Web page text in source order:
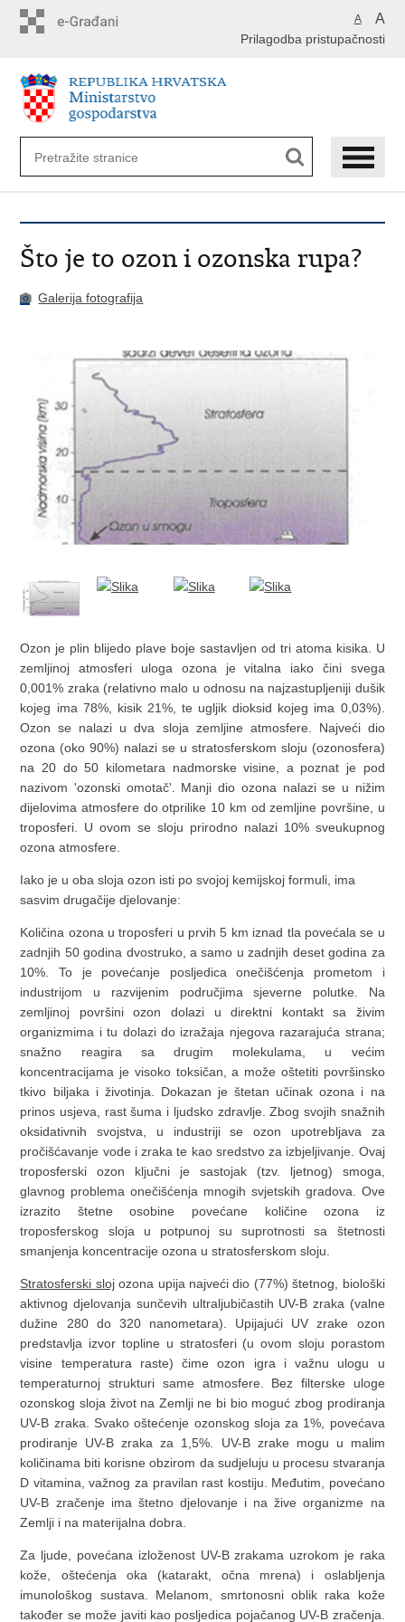
A A
Prilagodba pristupačnosti
Što je to ozon i ozonska rupa?
Galerija fotografija
Ozon je plin blijedo plave boje sastavljen od tri atoma kisika. U
zemljinoj atmosferi uloga ozona je vitalna iako čini svega
0,001% zraka (relativno malo u odnosu na najzastupljeniji dušik
kojeg ima 78%, kisik 21%, te ugljik dioksid kojeg ima 0,03%).
Ozon se nalazi u dva sloja zemljine atmosfere. Najveći dio
ozona (oko 90%) nalazi se u stratosferskom sloju (ozonosfera)
na 20 do 50 kilometara nadmorske visine, a poznat je pod
nazivom 'ozonski omotač'. Manji dio ozona nalazi se u nižim
dijelovima atmosfere do otprilike 10 km od zemljine površine, u
troposferi. U ovom se sloju prirodno nalazi 10% sveukupnog
ozona atmosfere.
Iako je u oba sloja ozon isti po svojoj kemijskoj formuli, ima
sasvim drugačije djelovanje:
Količina ozona u troposferi u prvih 5 km iznad tla povećala se u
zadnjih 50 godina dvostruko, a samo u zadnjih deset godina za
10%. To je povećanje posljedica onečišćenja prometom i
industrijom u razvijenim područjima sjeverne polutke. Na
zemljinoj površini ozon dolazi u direktni kontakt sa živim
organizmima i tu dolazi do izražaja njegova razarajuća strana;
snažno reagira sa drugim molekulama, u većim
koncentracijama je visoko toksičan, a može oštetiti površinsko
tkivo biljaka i životinja. Dokazan je štetan učinak ozona i na
prinos usjeva, rast šuma i ljudsko zdravlje. Zbog svojih snažnih
oksidativnih svojstva, u industriji se ozon upotrebljava za
pročišćavanje vode i zraka te kao sredstvo za izbjeljivanje. Ovaj
troposferski ozon ključni je sastojak (tzv. ljetnog) smoga,
glavnog problema onečišćenja mnogih svjetskih gradova. Ove
izrazito štetne osobine povećane količine ozona iz
troposferskog sloja u potpunoj su suprotnosti sa štetnosti
smanjenja koncentracije ozona u stratosferskom sloju.
Stratosferski slojozona upija najveći dio (77%) štetnog, biološki
aktivnog djelovanja sunčevih ultraljubičastih UV-B zraka (valne
dužine 280 do 320 nanometara). Upijajući UV zrake ozon
predstavlja izvor topline u stratosferi (u ovom sloju porastom
visine temperatura raste) čime ozon igra i važnu ulogu u
temperaturnoj strukturi same atmosfere. Bez filterske uloge
ozonskog sloja život na Zemlji ne bi bio moguć zbog prodiranja
UV-B zraka. Svako oštećenje ozonskog sloja za 1%, povećava
prodiranje UV-B zraka za 1,5%. UV-B zrake mogu u malim
količinama biti korisne obzirom da sudjeluju u procesu stvaranja
D vitamina, važnog za pravilan rast kostiju. Međutim, povećano
UV-B zračenje ima štetno djelovanje i na žive organizme na
Zemlji i na materijalna dobra.
Za ljude, povećana izloženost UV-B zrakama uzrokom je raka
kože, oštećenja oka (katarakt, očna mrena) i oslabljenja
imunološkog sustava. Melanom, smrtonosni oblik raka kože
također se može javiti kao posljedica pojačanog UV-B zračenja.